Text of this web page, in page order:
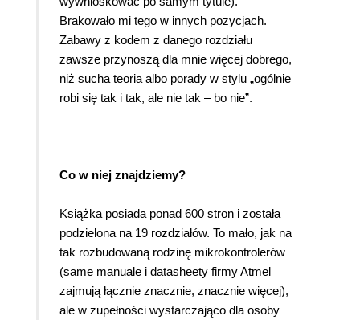
Brakowało mi tego w innych pozycjach.
Zabawy z kodem z danego rozdziału
zawsze przynoszą dla mnie więcej dobrego,
niż sucha teoria albo porady w stylu „ogólnie
robi się tak i tak, ale nie tak – bo nie”.
Co w niej znajdziemy?
Książka posiada ponad 600 stron i została
podzielona na 19 rozdziałów. To mało, jak na
tak rozbudowaną rodzinę mikrokontrolerów
(same manuale i datasheety firmy Atmel
zajmują łącznie znacznie, znacznie więcej),
ale w zupełności wystarczająco dla osoby